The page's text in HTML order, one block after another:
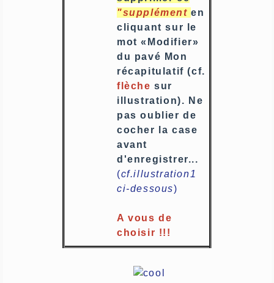
"supplémenten
cliquant sur le
mot «Modifier»
du pavé Mon
récapitulatif (cf.
flèche sur
illustration). Ne
pas oublier de
cocher la case
avant
d'enregistrer...
(cf.illustration1
ci-dessous)
A vous de
choisir !!!